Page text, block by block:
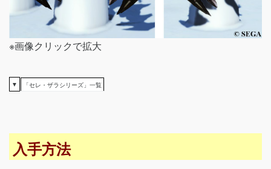
※画像クリックで拡大
▼ 「セレ・ザラシリーズ」一覧
入手方法